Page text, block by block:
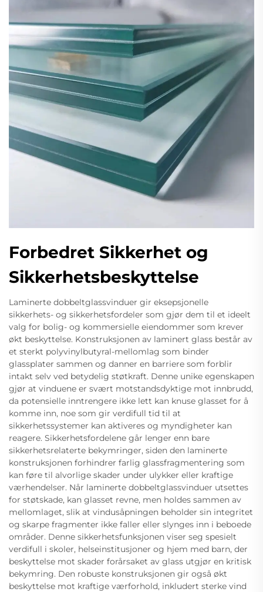
Forbedret Sikkerhet og
Sikkerhetsbeskyttelse
Laminerte dobbeltglassvinduer gir eksepsjonelle
sikkerhets- og sikkerhetsfordeler som gjør dem til et ideelt
valg for bolig- og kommersielle eiendommer som krever
økt beskyttelse. Konstruksjonen av laminert glass består av
et sterkt polyvinylbutyral-mellomlag som binder
glassplater sammen og danner en barriere som forblir
intakt selv ved betydelig støtkraft. Denne unike egenskapen
gjør at vinduene er svært motstandsdyktige mot innbrudd,
da potensielle inntrengere ikke lett kan knuse glasset for å
komme inn, noe som gir verdifull tid til at
sikkerhetssystemer kan aktiveres og myndigheter kan
reagere. Sikkerhetsfordelene går lenger enn bare
sikkerhetsrelaterte bekymringer, siden den laminerte
konstruksjonen forhindrer farlig glassfragmentering som
kan føre til alvorlige skader under ulykker eller kraftige
værhendelser. Når laminerte dobbeltglassvinduer utsettes
for støtskade, kan glasset revne, men holdes sammen av
mellomlaget, slik at vindusåpningen beholder sin integritet
og skarpe fragmenter ikke faller eller slynges inn i beboede
områder. Denne sikkerhetsfunksjonen viser seg spesielt
verdifull i skoler, helseinstitusjoner og hjem med barn, der
beskyttelse mot skader forårsaket av glass utgjør en kritisk
bekymring. Den robuste konstruksjonen gir også økt
beskyttelse mot kraftige værforhold, inkludert sterke vind